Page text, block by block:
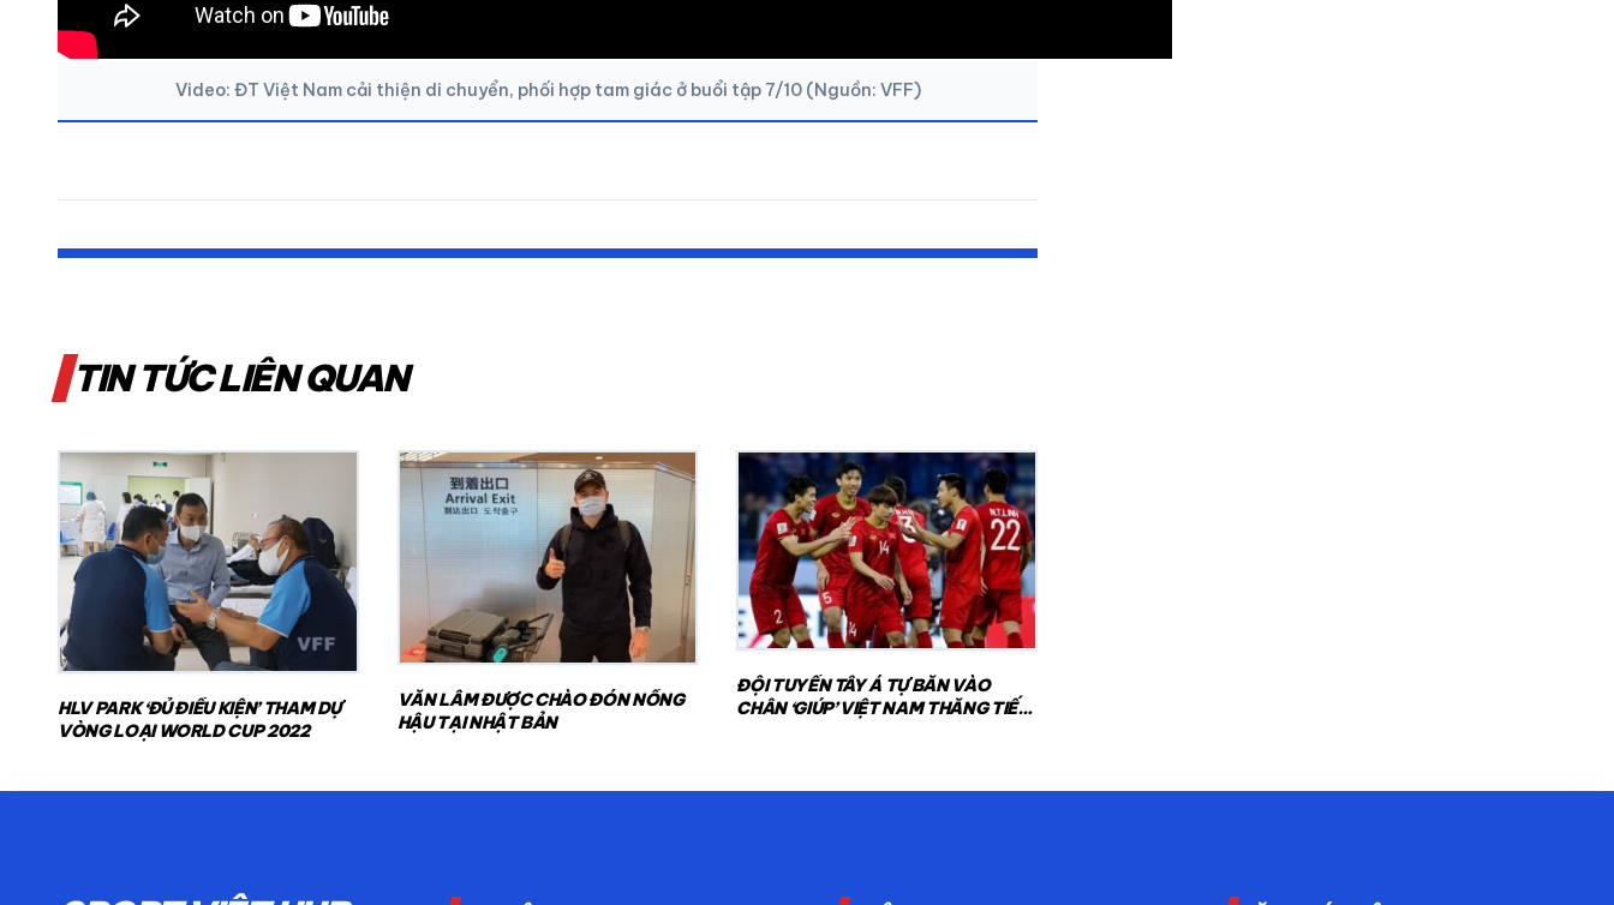
Video: ĐT Việt Nam cải thiện di chuyển, phối hợp tam giác ở buổi tập 7/10 (Nguồn: VFF)
TIN TỨC LIÊN QUAN
HLV PARK ‘ĐỦ ĐIỀU KIỆN’ THAM DỰ
VÒNG LOẠI WORLD CUP 2022
VĂN LÂM ĐƯỢC CHÀO ĐÓN NỒNG
HẬU TẠI NHẬT BẢN
ĐỘI TUYỂN TÂY Á TỰ BẮN VÀO
CHÂN ‘GIÚP’ VIỆT NAM THĂNG TIẾN